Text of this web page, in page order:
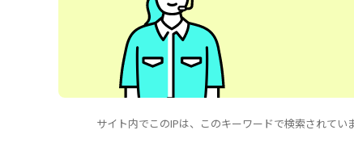
サイト内でこのIPは、このキーワードで検索されて